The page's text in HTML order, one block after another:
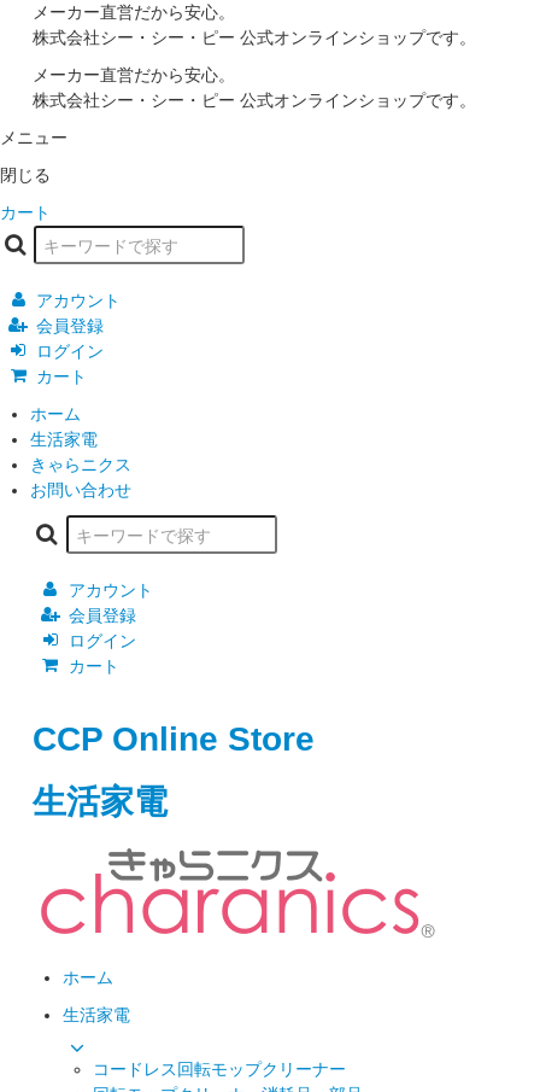
メーカー直営だから安心。
株式会社シー・シー・ピー 公式オンラインショップです。
メーカー直営だから安心。
株式会社シー・シー・ピー 公式オンラインショップです。
メニュー
閉じる
カート
アカウント
会員登録
ログイン
カート
ホーム
生活家電
きゃらニクス
お問い合わせ
アカウント
会員登録
ログイン
カート
CCP Online Store
生活家電
ホーム
生活家電
コードレス回転モップクリーナー